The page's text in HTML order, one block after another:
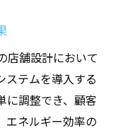
一体となる重
たらす長期的
設計の必要性
店舗設計において
ステムを導入する
に調整でき、顧客
エネルギー効率の